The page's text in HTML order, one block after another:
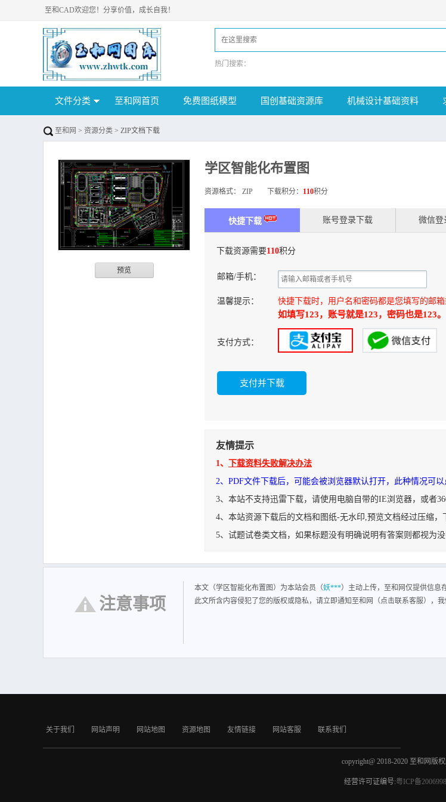
至和CAD欢迎您！分享价值，成长自我！
热门搜索：
文件分类 至和网首页 免费图纸模型 国创基础资源库 机械设计基础资料
至和网 > 资源分类 > ZIP文档下载
预览
学区智能化布置图
资源格式： ZIP 下载积分： 110积分
快捷下载 账号登录下载 微信登
下载资源需要110积分
邮箱/手机：
温馨提示： 快捷下载时，用户名和密码都是您填写的邮
如填写123，账号就是123，密码也是123。
支付方式：
友情提示
1、
下载资料失败解决办法
2、PDF文件下载后，可能会被浏览器默认打开，此种情况可
3、本站不支持迅雷下载，请使用电脑自带的IE浏览器，或者
4、本站资源下载后的文档和图纸-无水印,预览文档经过压缩，
5、试题试卷类文档，如果标题没有明确说明有答案则都视为没
用三级星型结构，
注意事项
本文（学区智能化布置图）为本站会员（妖***）主动上传，至和网仅提供信息
此文所含内容侵犯了您的版权或隐私，请立即通知至和网（点击联系客服），我
关于我们 网站声明 网站地图 资源地图 友情链接 网站客服 联系我们
copyright@ 2018-2020 至和网版
经营许可证编号:粤ICP备